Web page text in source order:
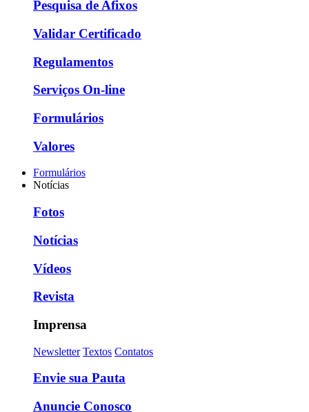
Pesquisa de Afixos
Validar Certificado
Regulamentos
Serviços On-line
Formulários
Valores
Formulários
Notícias
Fotos
Notícias
Vídeos
Revista
Imprensa
Newsletter Textos Contatos
Envie sua Pauta
Anuncie Conosco